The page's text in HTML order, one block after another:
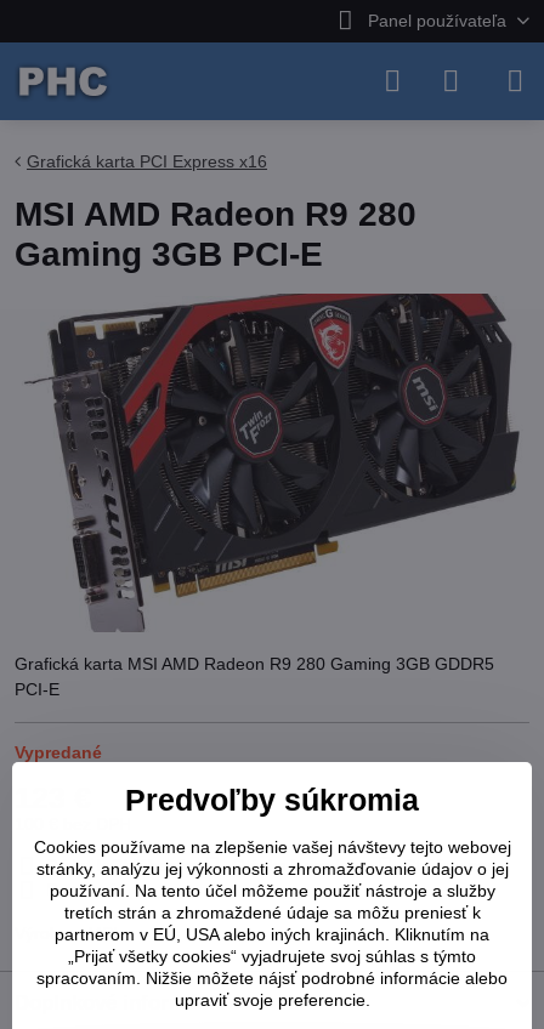
Panel používateľa
Grafická karta PCI Express x16
MSI AMD Radeon R9 280
Gaming 3GB PCI-E
Grafická karta MSI AMD Radeon R9 280 Gaming 3GB GDDR5
PCI-E
Vypredané
Pridať k Obľúbeným Otázka k produktu
Strážny pes
Doručenia
Výrobca:MSI
Doplnkové informácie
Predvoľby súkromia
Cookies používame na zlepšenie vašej návštevy tejto webovej
stránky, analýzu jej výkonnosti a zhromažďovanie údajov o jej
používaní. Na tento účel môžeme použiť nástroje a služby
tretích strán a zhromaždené údaje sa môžu preniesť k
partnerom v EÚ, USA alebo iných krajinách. Kliknutím na
„Prijať všetky cookies“ vyjadrujete svoj súhlas s týmto
spracovaním. Nižšie môžete nájsť podrobné informácie alebo
upraviť svoje preferencie.